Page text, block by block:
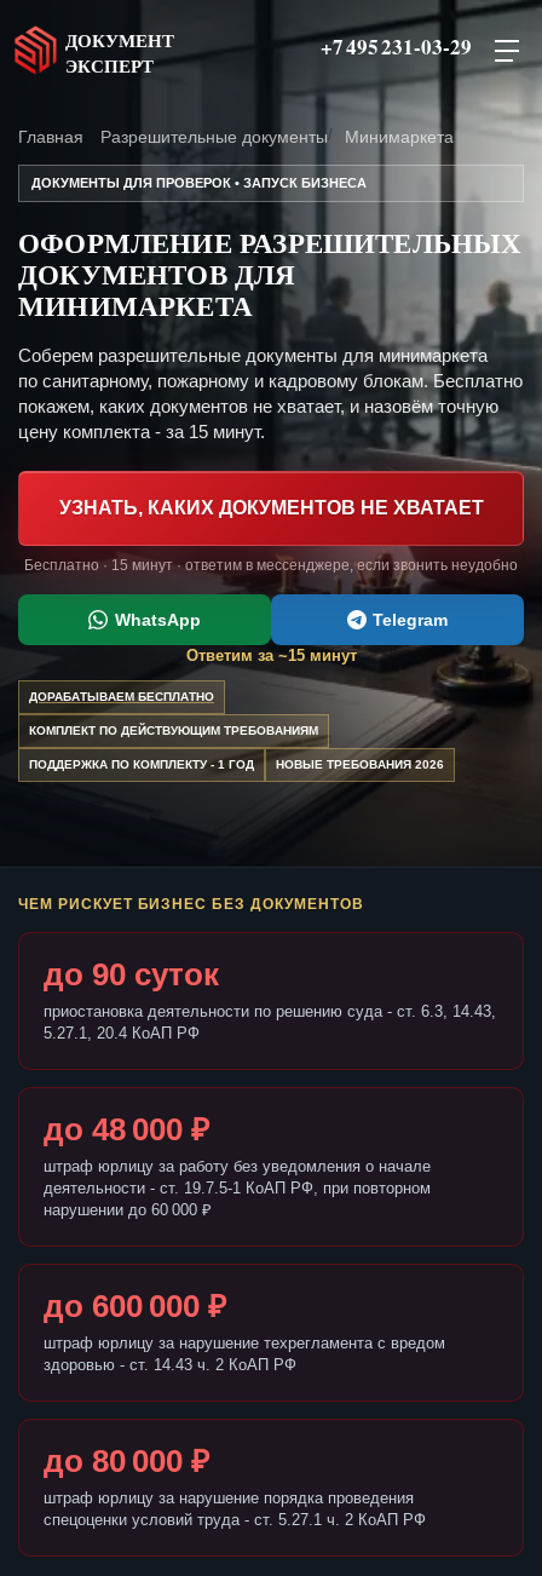
ДОКУМЕНТ
ЭКСПЕРТ
+7 495 231-03-29
Главная Разрешительные документы Минимаркета
ДОКУМЕНТЫ ДЛЯ ПРОВЕРОК • ЗАПУСК БИЗНЕСА
ОФОРМЛЕНИЕ РАЗРЕШИТЕЛЬНЫХ
ДОКУМЕНТОВ ДЛЯ
МИНИМАРКЕТА
Соберем разрешительные документы для минимаркета
по санитарному, пожарному и кадровому блокам. Бесплатно
покажем, каких документов не хватает, и назовём точную
цену комплекта - за 15 минут.
УЗНАТЬ, КАКИХ ДОКУМЕНТОВ НЕ ХВАТАЕТ
Бесплатно · 15 минут · ответим в мессенджере, если звонить неудобно
WhatsApp Telegram
Ответим за ~15 минут
ДОРАБАТЫВАЕМ БЕСПЛАТНО
КОМПЛЕКТ ПО ДЕЙСТВУЮЩИМ ТРЕБОВАНИЯМ
ПОДДЕРЖКА ПО КОМПЛЕКТУ - 1 ГОД НОВЫЕ ТРЕБОВАНИЯ 2026
ЧЕМ РИСКУЕТ БИЗНЕС БЕЗ ДОКУМЕНТОВ
до 90 суток
приостановка деятельности по решению суда - ст. 6.3, 14.43,
5.27.1, 20.4 КоАП РФ
до 48 000 ₽
штраф юрлицу за работу без уведомления о начале
деятельности - ст. 19.7.5-1 КоАП РФ, при повторном
нарушении до 60 000 ₽
до 600 000 ₽
штраф юрлицу за нарушение техрегламента с вредом
здоровью - ст. 14.43 ч. 2 КоАП РФ
до 80 000 ₽
штраф юрлицу за нарушение порядка проведения
спецоценки условий труда - ст. 5.27.1 ч. 2 КоАП РФ